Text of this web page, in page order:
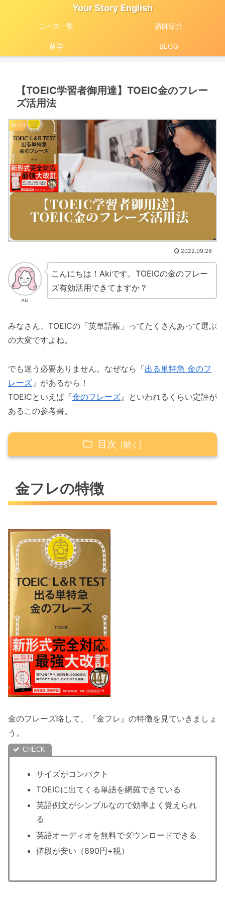
Your Story English
コース一覧 講師紹介
留学 BLOG
【TOEIC学習者御用達】TOEIC金のフレー
ズ活用法
BLOG
2022.09.26
Aki
こんにちは！Akiです。TOEICの金のフレー
ズ有効活用できてますか？
みなさん、TOEICの「英単語帳」ってたくさんあって選ぶ
の大変ですよね。
でも迷う必要ありません。なぜなら「出る単特急 金のフ
レーズ 」があるから！
TOEICといえば『金のフレーズ』といわれるくらい定評が
あるこの参考書。
目次
効率の良い学習法は？
最後に
さらにTOEIC学習をコスパよく対策するに
は・・・？
コーチングの具体的な内容
他社との料金比較 都内最安TOEICスクールを
金フレの特徴
金のフレーズ略して、『金フレ』の特徴を見ていきましょ
う。
サイズがコンパクト
TOEICに出てくる単語を網羅できている
英語例文がシンプルなので効率よく覚えられ
る
英語オーディオを無料でダウンロードできる
値段が安い（890円+税）